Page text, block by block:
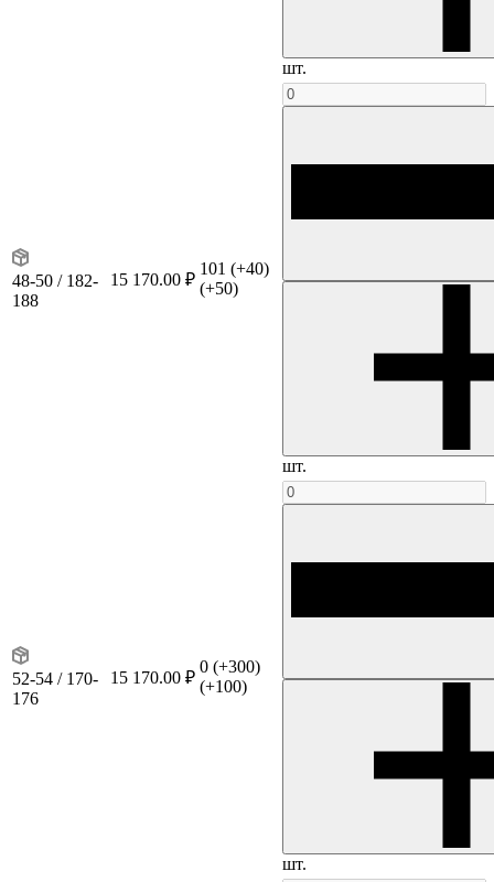
шт.
48-50 / 182-
188
15 170.00 ₽
101 (+40)
(+50)
шт.
52-54 / 170-
176
15 170.00 ₽
0 (+300)
(+100)
шт.